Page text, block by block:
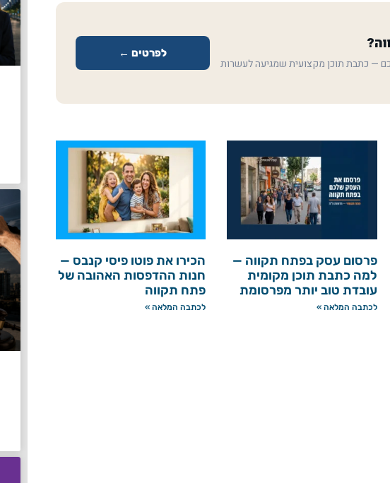
— כתבת תוכן מקצועית שמגיעה לעשרות
לפרטים ←
פרסום עסק בפתח תקווה —
למה כתבת תוכן מקומית
עובדת טוב יותר מפרסומת
לכתבה המלאה »
הכירו את פוטו פיסי קנבס —
חנות ההדפסות האהובה של
פתח תקווה
לכתבה המלאה »